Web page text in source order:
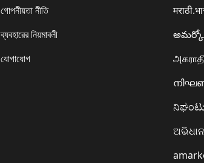
গোপনীয়তা নীতি
ব্যবহারের নিয়মাবলী
যোগাযোগ